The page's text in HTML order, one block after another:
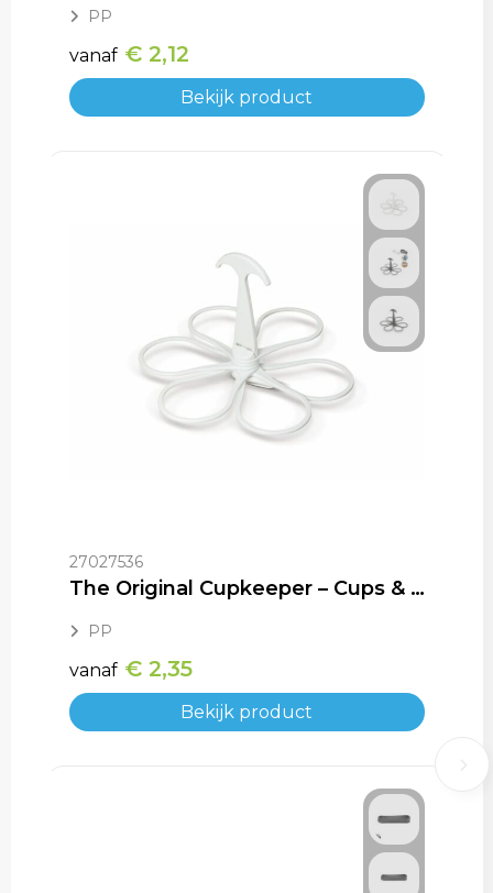
PP
vanaf € 2,12
Bekijk product
27027536
The Original Cupkeeper – Cups & Pints 25cl-33cl, 55cl
PP
vanaf € 2,35
Bekijk product